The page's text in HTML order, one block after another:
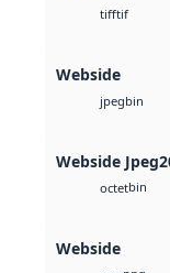
tifftif
Webside
jpegbin
Webside
octetbin
Webside